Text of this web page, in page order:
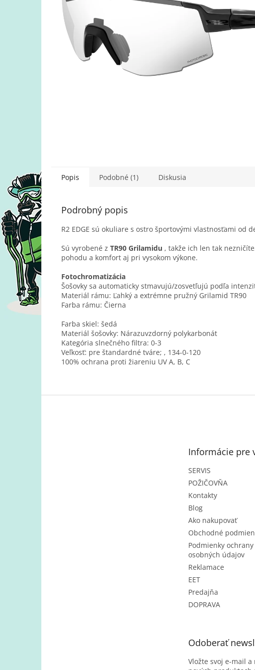
Popis Podobné (1) Diskusia
Podrobný popis
R2 EDGE sú okuliare s ostro športovými vlastnosťami od
Sú vyrobené z TR90 Grilamidu , takže ich len tak
pohodu a komfort aj pri vysokom výkone.
Fotochromatizácia
Šošovky sa automaticky stmavujú/zosvetľujú podľa
Materiál rámu: Ľahký a extrémne pružný Grilamid TR90
Farba rámu: Čierna
Farba skiel: šedá
Materiál šošovky: Nárazuvzdorný polykarbonát
Kategória slnečného filtra: 0-3
Veľkosť: pre štandardné tváre; , 134-0-120
100% ochrana proti žiareniu UV A, B, C
Informácie pre
SERVIS
POŽIČOVŇA
Kontakty
Blog
Ako nakupovať
Obchodné
Podmienky ochrany
osobných údajov
Reklamace
EET
Predajňa
DOPRAVA
Odoberať
Vložte svoj e-mail